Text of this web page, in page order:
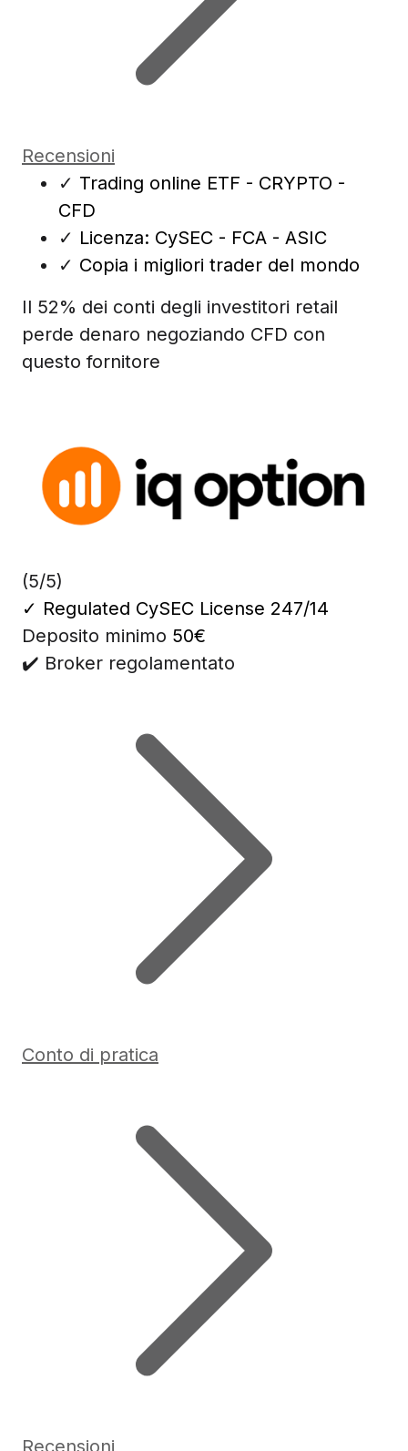
Recensioni
✓ Trading online ETF - CRYPTO -
CFD
✓ Licenza: CySEC - FCA - ASIC
✓ Copia i migliori trader del mondo
Il 52% dei conti degli investitori retail
perde denaro negoziando CFD con
questo fornitore
(5/5)
✓ Regulated CySEC License 247/14
Deposito minimo 50€
✔️ Broker regolamentato
Conto di pratica